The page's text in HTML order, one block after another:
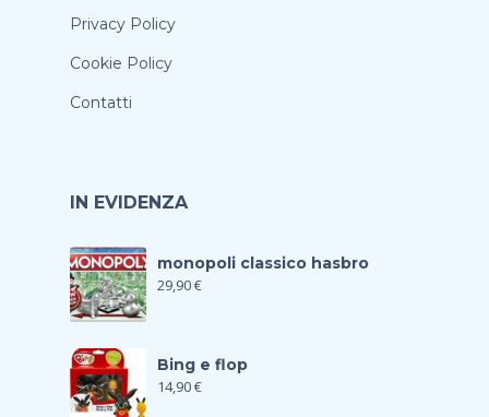
Privacy Policy
Cookie Policy
Contatti
IN EVIDENZA
monopoli classico hasbro
29,90€
Bing e flop
14,90€